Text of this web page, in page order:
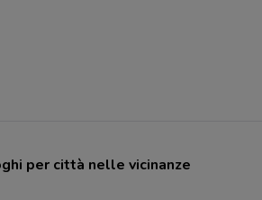
per città nelle vicinanze